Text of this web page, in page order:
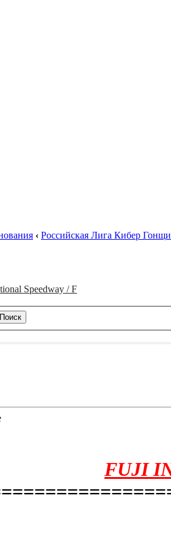
‹ Российская Лига Кибер
Speedway / F
FUJI